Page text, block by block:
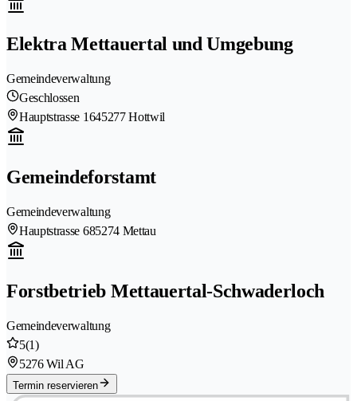
Elektra Mettauertal und Umgebung
Gemeindeverwaltung
Geschlossen
Hauptstrasse 1645277 Hottwil
Gemeindeforstamt
Gemeindeverwaltung
Hauptstrasse 685274 Mettau
Forstbetrieb Mettauertal-Schwaderloch
Gemeindeverwaltung
5(1)
5276 Wil AG
Termin reservieren